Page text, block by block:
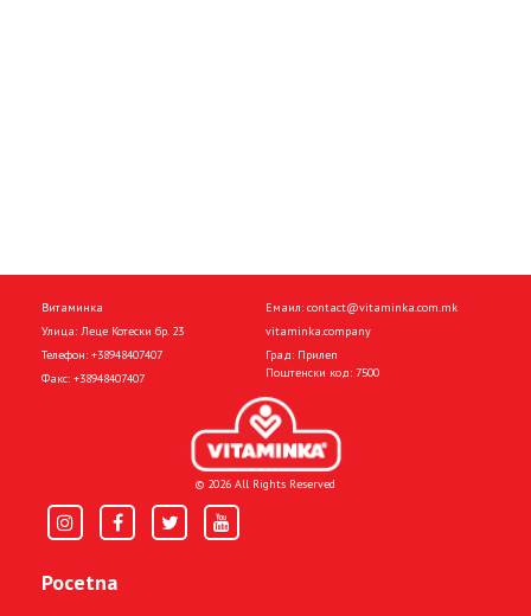
Витаминка
Улица: Леце Котески бр. 23
Телефон: +38948407407
Факс: +38948407407
Емаил: contact@vitaminka.com.mk
vitaminka.company
Град: Прилеп
Поштенски код: 7500
© 2026 All Rights Reserved
Pocetna